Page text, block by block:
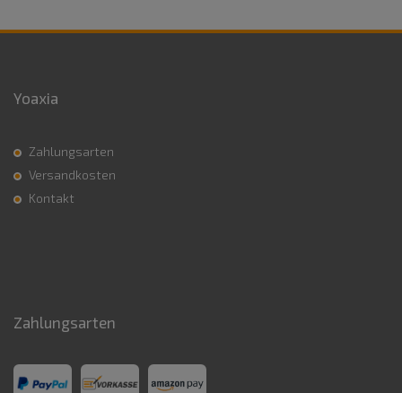
Yoaxia
Zahlungsarten
Versandkosten
Kontakt
Zahlungsarten